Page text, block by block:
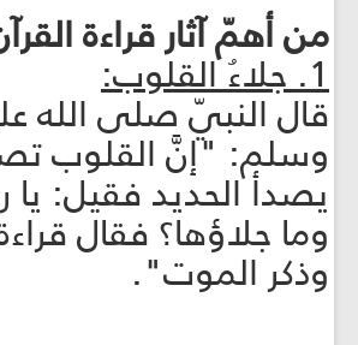
من أهمّ آثار قراءة
1. جلاءُ القلوب:
قال النبيّ صلى الله
وسلم: "إنَّ القلوب
يصدأ الحديد فقيل: يا
وما جلاؤها؟ فقال
وذكر الموت".